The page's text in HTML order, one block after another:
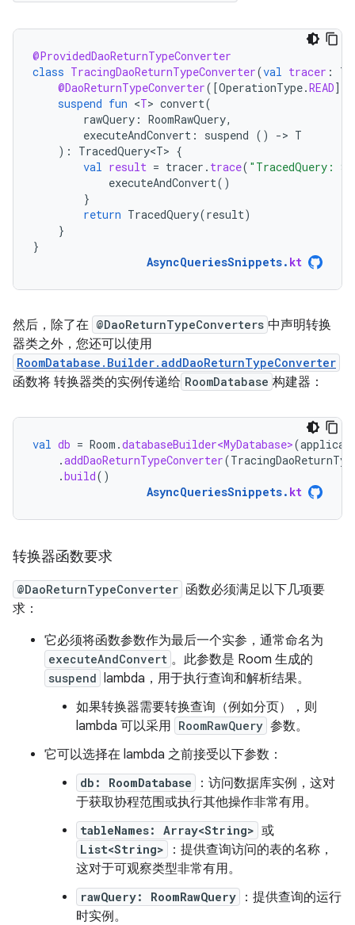
@ProvidedDaoReturnTypeConverter
class TracingDaoReturnTypeConverter(val tracer :
@DaoReturnTypeConverter( [OperationType.READ]
suspend fun <T> convert(
rawQuery : RoomRawQuery,
executeAndConvert : suspend () -> T
):
TracedQuery<T> {
val result = tracer . trace( "TracedQuery: ${
executeAndConvert()
}
return TracedQuery(result)
}
}
AsyncQueriesSnippets. kt
然后，除了在 @DaoReturnTypeConverters 中声明转换
器类之外，您还可以使用
RoomDatabase.Builder.addDaoReturnTypeConverter
函数将 转换器类的实例传递给 RoomDatabase 构建器：
val db = Room .databaseBuilder<MyDatabase>(
.addDaoReturnTypeConverter(
.build()
AsyncQueriesSnippets. kt
转换器函数要求
@DaoReturnTypeConverter 函数必须满足以下几项要
求：
它必须将函数参数作为最后一个实参，通常命名为
executeAndConvert 。此参数是 Room 生成的
suspend lambda，用于执行查询和解析结果。
如果转换器需要转换查询（例如分页），则
lambda 可以采用 RoomRawQuery 参数。
它可以选择在 lambda 之前接受以下参数：
db: RoomDatabase
：访问数据库实例，这对
于获取协程范围或执行其他操作非常有用。
tableNames: Array<String> 或
List<String>
：提供查询访问的表的名称，
这对于可观察类型非常有用。
rawQuery: RoomRawQuery
：提供查询的运行
时实例。